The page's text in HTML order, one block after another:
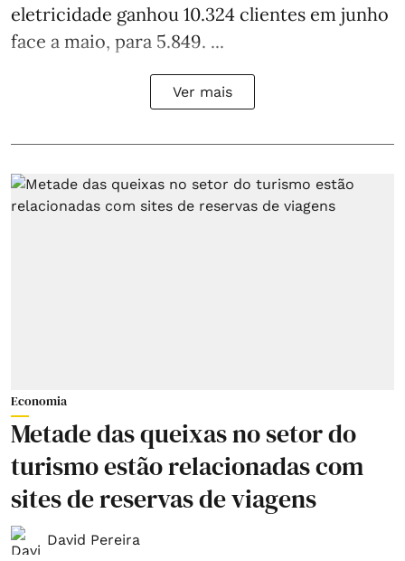
eletricidade ganhou 10.324 clientes em junho
face a maio, para 5.849. ...
Ver mais
Economia
Metade das queixas no setor do
turismo estão relacionadas com
sites de reservas de viagens
David Pereira